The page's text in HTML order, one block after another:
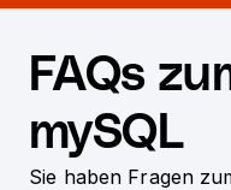
FAQs
mySQL
Sie haben Fragen